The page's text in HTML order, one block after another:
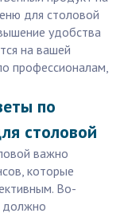
для столовой
удобства
на вашей
профессионалам,
по
столовой
важно
которые
Во-
должно